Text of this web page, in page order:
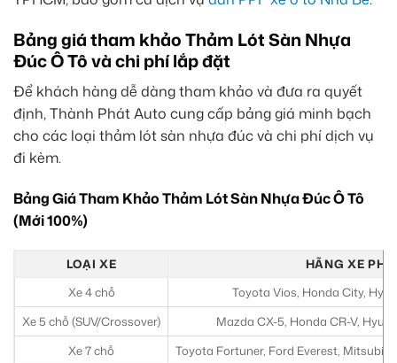
Bảng giá tham khảo Thảm Lót Sàn Nhựa
Đúc Ô Tô và chi phí lắp đặt
Để khách hàng dễ dàng tham khảo và đưa ra quyết
định, Thành Phát Auto cung cấp bảng giá minh bạch
cho các loại thảm lót sàn nhựa đúc và chi phí dịch vụ
đi kèm.
Bảng Giá Tham Khảo Thảm Lót Sàn Nhựa Đúc Ô Tô
(Mới 100%)
LOẠI XE
HÃNG XE
Xe 4 chỗ
Toyota Vios, Honda City,
Xe 5 chỗ (SUV/Crossover)
Mazda CX-5, Honda CR-V,
Xe 7 chỗ
Toyota Fortuner, Ford Everest,